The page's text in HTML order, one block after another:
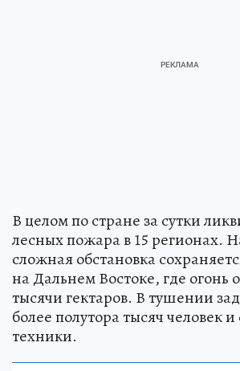
В целом по стране за сутки
лесных пожара в 15 регионах.
сложная обстановка
на Дальнем Востоке, где огонь
тысячи гектаров. В тушении
более полутора тысяч человек
техники.